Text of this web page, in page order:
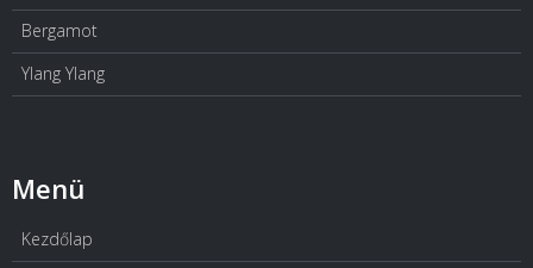
Bergamot
Ylang Ylang
Menü
Kezdőlap